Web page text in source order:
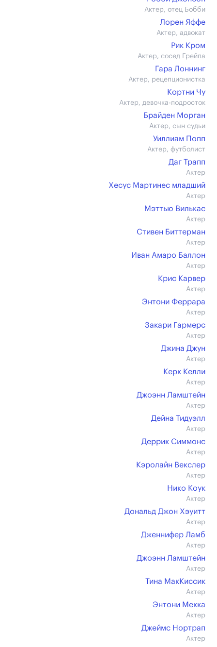
Актер, отец Бобби
Лорен Яффе
Актер, адвокат
Рик Кром
Актер, сосед Грейпа
Гара Лоннинг
Актер, рецепционистка
Кортни Чу
Актер, девочка-подросток
Брайден Морган
Актер, сын судьи
Уиллиам Попп
Актер, футболист
Даг Трапп
Актер
Хесус Мартинес младший
Актер
Мэттью Вилькас
Актер
Стивен Биттерман
Актер
Иван Амаро Баллон
Актер
Крис Карвер
Актер
Энтони Феррара
Актер
Закари Гармерс
Актер
Джина Джун
Актер
Керк Келли
Актер
Джоэнн Ламштейн
Актер
Дейна Тидуэлл
Актер
Деррик Симмонс
Актер
Кэролайн Векслер
Актер
Нико Коук
Актер
Дональд Джон Хэуитт
Актер
Дженнифер Ламб
Актер
Джоэнн Ламштейн
Актер
Тина МакКиссик
Актер
Энтони Мекка
Актер
Джеймс Нортрап
Актер